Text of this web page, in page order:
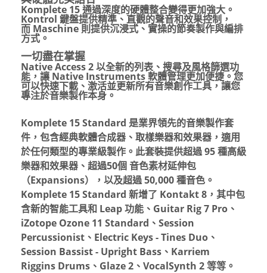
Komplete 15通過深度的硬體整合變得更加強大。
Kontrol 鍵盤提供精準、直觀的聲音和效果控制，
而 Maschine則提供沉浸式、實操的節奏製作與編排
方式。
一切盡在掌握
Native Access 2以全新的列表、搜尋及風格篩選功
能，讓 Native Instruments軟體管理更加便捷。您
可以快速下載、激活並更新所有音樂創作工具，讓您
專注於音樂製作本身。
Komplete 15 Standard 是業界領先的音樂製作套
件，包含經典軟體合成器、取樣樂器和效果器，適用
於任何類型的專業級製作。此套裝提供超過 95 種高級
樂器和效果器、超過50個 音色素材延伸包
（Expansions），以及超過 50,000 種音色。
Komplete 15 Standard 新增了 Kontakt 8，其中包
含新的智能工具和 Leap 功能、Guitar Rig 7 Pro、
iZotope Ozone 11 Standard、Session
Percussionist、Electric Keys - Tines Duo、
Session Bassist - Upright Bass、Karriem
Riggins Drums、Glaze 2、VocalSynth 2 等等。